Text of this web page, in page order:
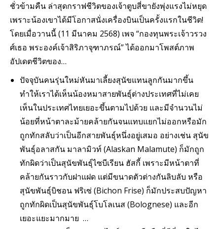
ชั่วข้ามคืน ล่าสุดกราฟชีวิตของเจ้าตูบสี่ขายังพุ่งแรงไม่หยุด
เพราะน้องเขาได้มีโอกาสนั่งเครื่องบินเป็นครั้งแรกในชีวิต!
โดยเมื่อวานนี้ (11 มีนาคม 2568) เพจ “กองทุนพระเจ้าวรวง
ศ์เธอ พระองค์เจ้าสิริภาจุฑาภรณ์” ได้ออกมาโพสต์ภาพ
อัปเดตชีวิตของ…
ปัจจุบันคนรุ่นใหม่หันมาเลี้ยงสุนัขแทนลูกกันมากขึ้น
ทำให้เราได้เห็นน้องหมาสายพันธุ์ต่างประเทศที่ไม่เคย
เห็นในประเทศไทยเยอะขึ้นตามไปด้วย และมีจำนวนไม่
น้อยที่หน้าตาละม้ายคล้ายกันจนแทบแยกไม่ออกหรือมัก
ถูกทักสลับว่าเป็นอีกสายพันธุ์หนึ่งอยู่เสมอ อย่างเช่น สุนัข
พันธุ์อลาสกัน มาลามิวท์ (Alaskan Malamute) ก็มักถูก
ทักผิดว่าเป็นสุนัขพันธุ์ไซบีเรียน ฮัสกี้ เพราะมีหน้าตาที่
คล้ายกันราวกับฝาแฝด แต่มีขนาดตัวต่างกันลิบลับ หรือ
สุนัขพันธุ์บิชอน ฟริเซ่ (Bichon Frise) ก็มักประสบปัญหา
ถูกทักผิดเป็นสุนัขพันธุ์โบโลเนส (Bolognese) และอีก
เยอะแยะมากมาย …